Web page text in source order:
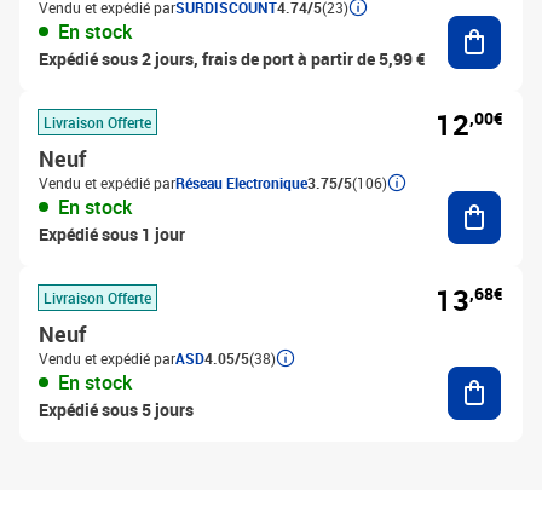
Vendu et expédié parSURDISCOUNT4.74/5(23)
En stock
Expédié sous 2 jours, frais de port à partir de 5,99 €
Livraison Offerte
Neuf
Vendu et expédié parRéseau Electronique3.75/5(106)
En stock
Expédié sous 1 jour
12,00€
Livraison Offerte
Neuf
Vendu et expédié parASD4.05/5(38)
En stock
Expédié sous 5 jours
13,68€